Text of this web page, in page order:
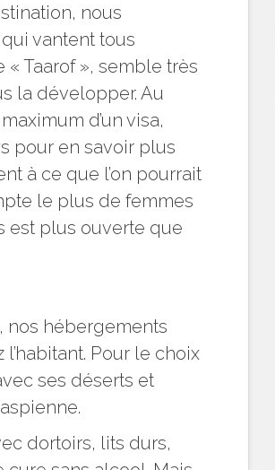
nous
vantent tous
Taarof », semble très
la développer. Au
d’un visa,
pour en savoir plus
à ce que l’on pourrait
le plus de femmes
est plus ouverte que
nos hébergements
Pour le choix
ses déserts et
dortoirs, lits durs,